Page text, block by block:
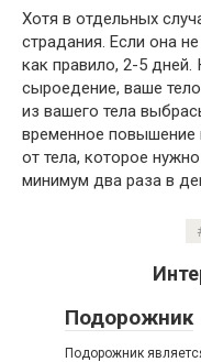
Хотя в отдельных
страдания. Если она
как правило, 2-5 дней.
сыроедение, ваше тело
из вашего тела
временное повышение
от тела, которое
минимум два раза в
Подорожник
Подорожник